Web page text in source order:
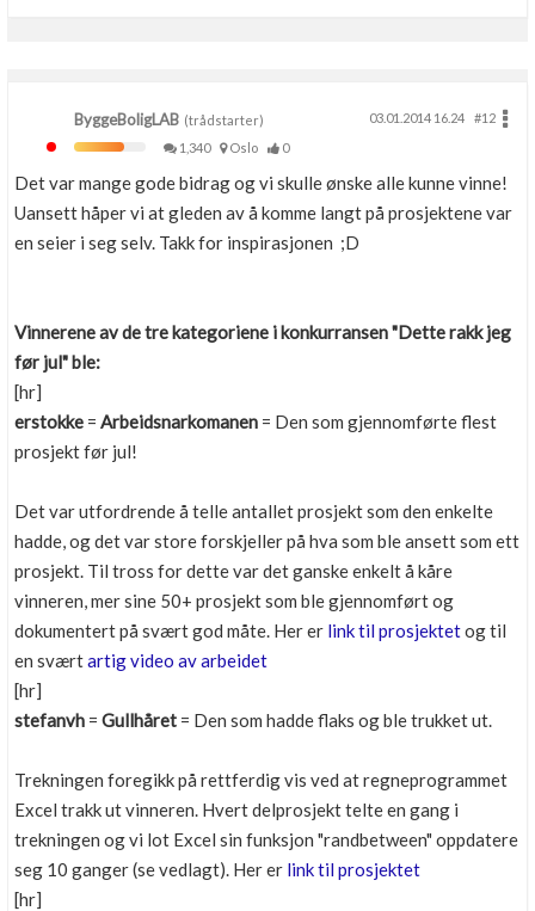
ByggeBoligLAB (trådstarter) 03.01.2014 16.24
#12
1,340
Oslo 0
Det var mange gode bidrag og vi skulle ønske alle kunne vinne!
Uansett håper vi at gleden av å komme langt på prosjektene var
en seier i seg selv. Takk for inspirasjonen ;D
Vinnerene av de tre kategoriene i konkurransen "Dette rakk jeg
før jul" ble:
[hr]
erstokke = Arbeidsnarkomanen = Den som gjennomførte flest
prosjekt før jul!
Det var utfordrende å telle antallet prosjekt som den enkelte
hadde, og det var store forskjeller på hva som ble ansett som ett
prosjekt. Til tross for dette var det ganske enkelt å kåre
vinneren, mer sine 50+ prosjekt som ble gjennomført og
dokumentert på svært god måte. Her er link til prosjektetog til
en sværtartig video av arbeidet
[hr]
stefanvh = Gullhåret = Den som hadde flaks og ble trukket ut.
Trekningen foregikk på rettferdig vis ved at regneprogrammet
Excel trakk ut vinneren. Hvert delprosjekt telte en gang i
trekningen og vi lot Excel sin funksjon "randbetween" oppdatere
seg 10 ganger (se vedlagt). Her er link til prosjektet
[hr]